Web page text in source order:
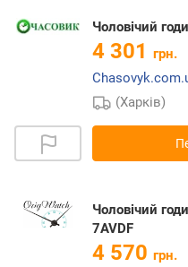
Чоловічий
4 301 грн.
(Харків)
Чоловічий
7AVDF
4 570 грн.